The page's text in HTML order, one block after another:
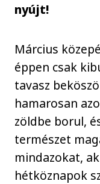
nyújt!
Március
éppen csak
tavasz
hamarosan
zöldbe borul,
természet
mindazokat,
hétköznapok